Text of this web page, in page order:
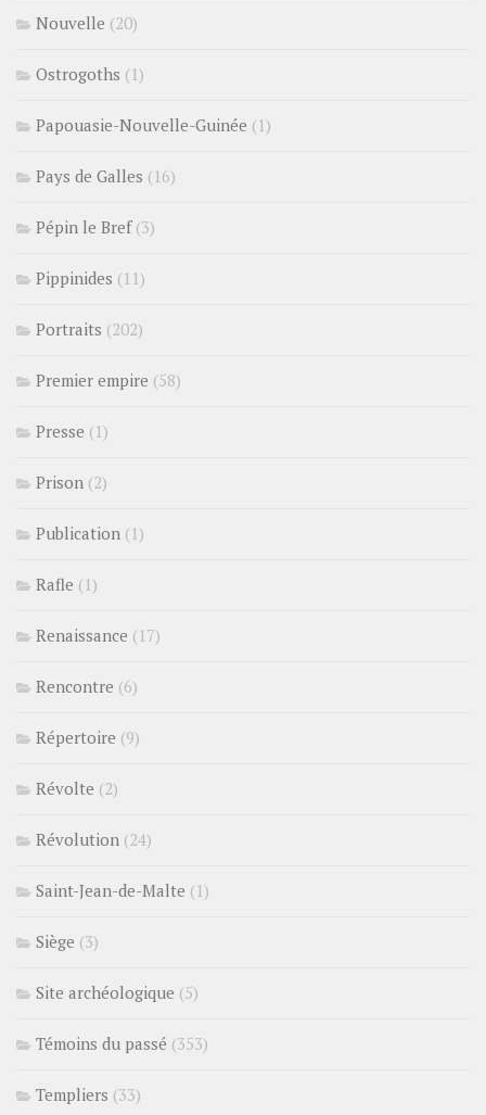
Nouvelle (20)
Ostrogoths (1)
Papouasie-Nouvelle-Guinée (1)
Pays de Galles (16)
Pépin le Bref(3)
Pippinides (11)
Portraits (202)
Premier empire (58)
Presse (1)
Prison (2)
Publication (1)
Rafle (1)
Renaissance (17)
Rencontre (6)
Répertoire (9)
Révolte (2)
Révolution (24)
Saint-Jean-de-Malte (1)
Siège (3)
Site archéologique (5)
Témoins du passé (353)
Templiers (33)